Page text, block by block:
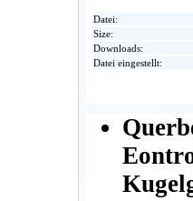
Datei:
Size:
Downloads:
Datei eingestellt: